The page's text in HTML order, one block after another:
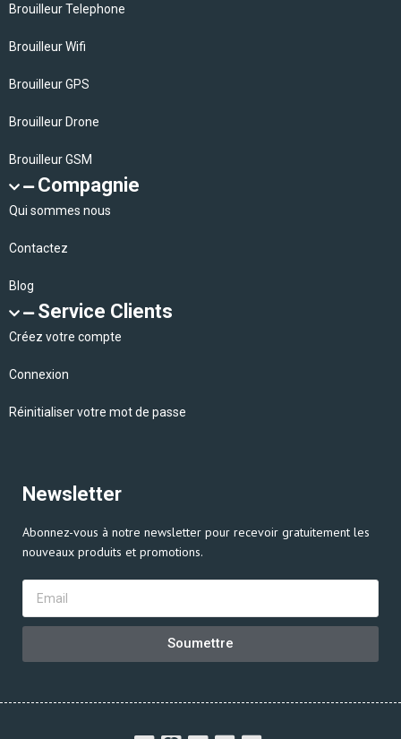
Brouilleur Telephone
Brouilleur Wifi
Brouilleur GPS
Brouilleur Drone
Brouilleur GSM
Compagnie
Qui sommes nous
Contactez
Blog
Service Clients
Créez votre compte
Connexion
Réinitialiser votre mot de passe
Newsletter
Abonnez-vous à notre newsletter pour recevoir gratuitement les
nouveaux produits et promotions.
Soumettre